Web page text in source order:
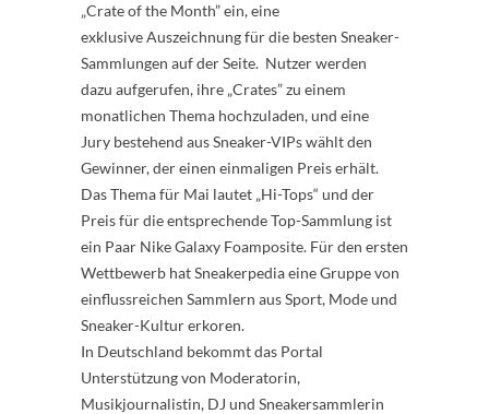
„Crate of the Month” ein, eine
exklusive Auszeichnung für die besten Sneaker-
Sammlungen auf der Seite. Nutzer werden
dazu aufgerufen, ihre „Crates” zu einem
monatlichen Thema hochzuladen, und eine
Jury bestehend aus Sneaker-VIPs wählt den
Gewinner, der einen einmaligen Preis erhält.
Das Thema für Mai lautet „Hi-Tops“ und der
Preis für die entsprechende Top-Sammlung ist
ein Paar Nike Galaxy Foamposite. Für den ersten
Wettbewerb hat Sneakerpedia eine Gruppe von
einflussreichen Sammlern aus Sport, Mode und
Sneaker-Kultur erkoren.
In Deutschland bekommt das Portal
Unterstützung von Moderatorin,
Musikjournalistin, DJ und Sneakersammlerin